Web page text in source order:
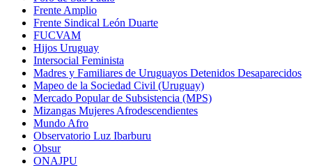
Frente Amplio
Frente Sindical León Duarte
FUCVAM
Hijos Uruguay
Intersocial Feminista
Madres y Familiares de Uruguayos Detenidos Desaparecidos
Mapeo de la Sociedad Civil (Uruguay)
Mercado Popular de Subsistencia (MPS)
Mizangas Mujeres Afrodescendientes
Mundo Afro
Observatorio Luz Ibarburu
Obsur
ONAJPU